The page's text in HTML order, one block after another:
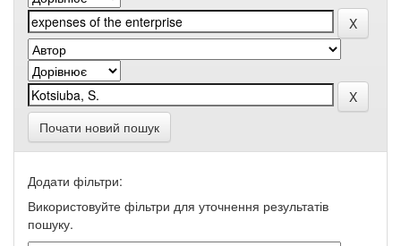
Почати новий пошук
Додати фільтри:
Використовуйте фільтри для уточнення результатів
пошуку.